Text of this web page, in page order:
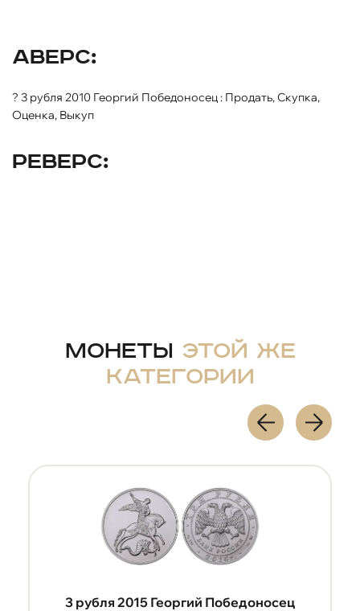
Аверс:
? 3 рубля 2010 Георгий Победоносец : Продать, Скупка,
Оценка, Выкуп
Реверс:
Монеты этой же
категории
3 рубля 2015 Георгий Победоносец